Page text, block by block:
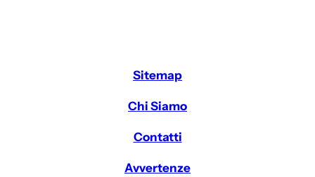
Sitemap
Chi Siamo
Contatti
Avvertenze